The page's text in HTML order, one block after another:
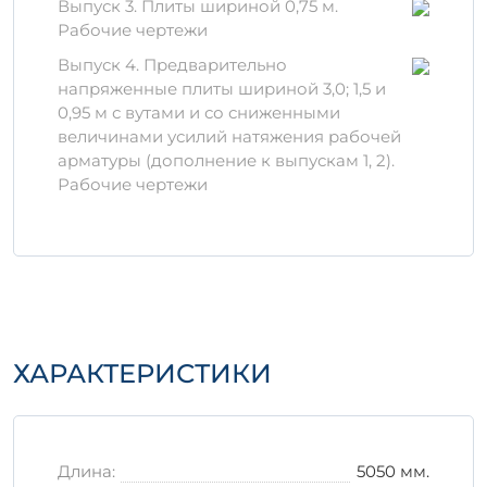
специальные добавки, которые
неблагоприятным атмосферным
условиям.
Преимущества 1П 4-6 АтVIт
в
снижает затраты на замену и ремонт.
Правила хранения и
Важно : Правильное хранение и
Выпуск 3. Плиты шириной 0,75 м.
Рабочие чертежи
Выпуск 4. Предварительно
напряженные плиты шириной 3,0; 1,5 и
0,95 м с вутами и со сниженными
величинами усилий натяжения рабочей
арматуры (дополнение к выпускам 1, 2).
Рабочие чертежи
ХАРАКТЕРИСТИКИ
Длина:
5050 мм.